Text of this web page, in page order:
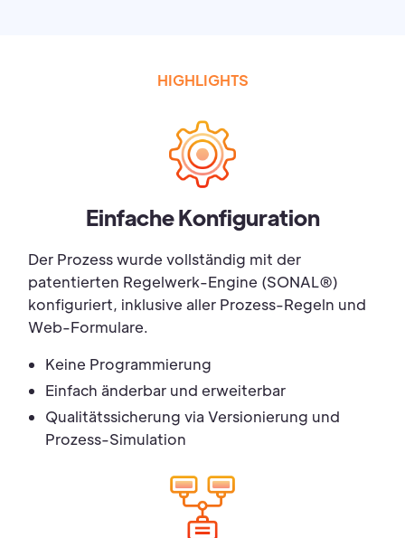
HIGHLIGHTS
Einfache Konfiguration
Der Prozess wurde vollständig mit der
patentierten Regelwerk-Engine (SONAL®)
konfiguriert, inklusive aller Prozess-Regeln und
Web-Formulare.
Keine Programmierung
Einfach änderbar und erweiterbar
Qualitätssicherung via Versionierung und
Prozess-Simulation